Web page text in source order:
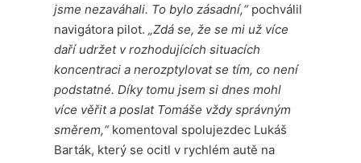
jsme nezaváhali. To bylo zásadní,“ pochválil
navigátora pilot. „Zdá se, že se mi už více
daří udržet v rozhodujících situacích
koncentraci a nerozptylovat se tím, co není
podstatné. Díky tomu jsem si dnes mohl
více věřit a poslat Tomáše vždy správným
směrem,“ komentoval spolujezdec Lukáš
Barták, který se ocitl v rychlém autě na